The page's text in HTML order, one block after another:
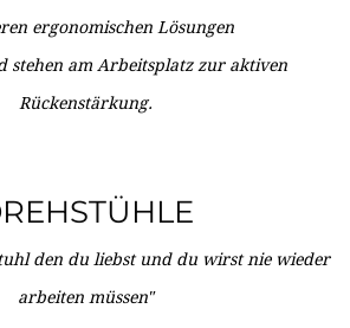
ergonomischen Lösungen
stehen am Arbeitsplatz zur aktiven
Rückenstärkung.
den du liebst und du wirst nie wieder
arbeiten müssen"